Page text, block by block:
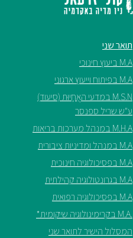
תואר שני
M.A ביעוץ חינוכי
M.A בפיתוח וייעוץ ארגוני
M.S.N במדעי האֲחָיוּת (סיעוד)
ע"ש שריל ספנסר
M.H.A במנהל מערכות בריאות
M.A במנהל ומדיניות ציבורית
M.A בפסיכולוגיה חינוכית
M.A בגרונטולוגיה קהילתית
M.A בפסיכולוגיה רפואית
.M.A בקרימינולוגיה שיקומית*
המסלול הישיר לתואר שני